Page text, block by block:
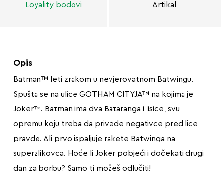
Loyality bodovi Artikal
Opis
Batman™ leti zrakom u nevjerovatnom Batwingu.
Spušta se na ulice GOTHAM CITYJA™ na kojima je
Joker™. Batman ima dva Bataranga i lisice, svu
opremu koju treba da privede negativce pred lice
pravde. Ali prvo ispaljuje rakete Batwinga na
superzlikovca. Hoće li Joker pobjeći i dočekati drugi
dan za borbu? Samo ti možeš odlučiti!